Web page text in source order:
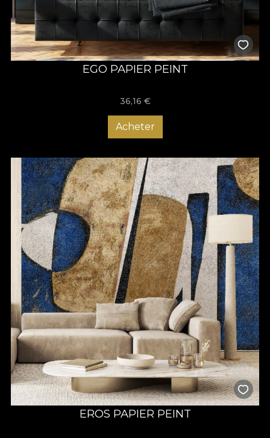
EGO PAPIER PEINT
36,16 €
Acheter
EROS PAPIER PEINT